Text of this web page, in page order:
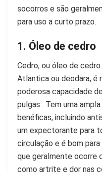
socorros e são
para uso a curto prazo.
1. Óleo de cedro
Cedro, ou óleo de
Atlantica ou deodara, é
poderosa capacidade
pulgas . Tem uma
benéficas, incluindo
um expectorante para
circulação e é bom
que geralmente ocorre
como artrite e dor nas